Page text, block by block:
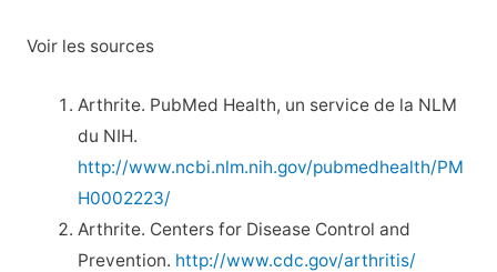
Voir les sources
Arthrite. PubMed Health, un service de la NLM
du NIH.
http://www.ncbi.nlm.nih.gov/pubmedhealth/PM
H0002223/
Arthrite. Centers for Disease Control and
Prevention. http://www.cdc.gov/arthritis/